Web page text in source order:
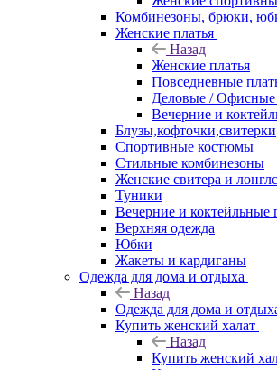
Комбинезоны, брюки,
Женские платья
Назад
Женские платья
Повседневные
Деловые / Офисные
Вечерние и
Блузы,кофточки,свитерки
Спортивные костюмы
Стильные комбинезоны
Женские свитера и
Туники
Вечерние и коктейльные
Верхняя одежда
Юбки
Жакеты и кардиганы
Одежда для дома и отдыха
Назад
Одежда для дома и
Купить женский халат
Назад
Купить женский